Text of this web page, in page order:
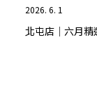
2026. 6. 1
北屯店｜六月精